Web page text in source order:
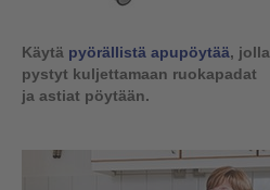
Käytä pyörällistä apupöytää, jolla
pystyt kuljettamaan ruokapadat
ja astiat pöytään.